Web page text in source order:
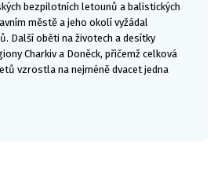
bezpilotních letounů a balistických
městě a jeho okolí vyžádal
Další oběti na životech a desítky
Charkiv a Doněck, přičemž celková
vzrostla na nejméně dvacet jedna